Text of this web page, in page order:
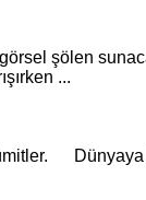
şölen
...
Dünyaya